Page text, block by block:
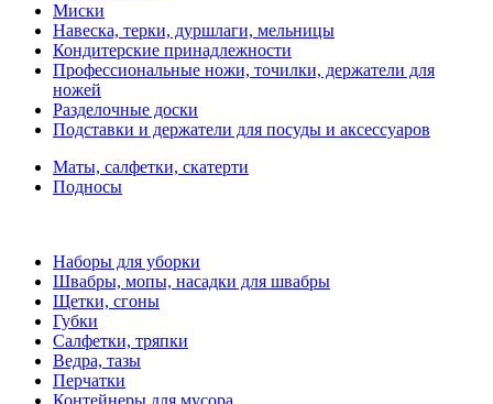
Миски
Навеска, терки, дуршлаги, мельницы
Кондитерские принадлежности
Профессиональные ножи, точилки, держатели для
ножей
Разделочные доски
Подставки и держатели для посуды и аксессуаров
Маты, салфетки, скатерти
Подносы
Наборы для уборки
Швабры, мопы, насадки для швабры
Щетки, сгоны
Губки
Салфетки, тряпки
Ведра, тазы
Перчатки
Контейнеры для мусора